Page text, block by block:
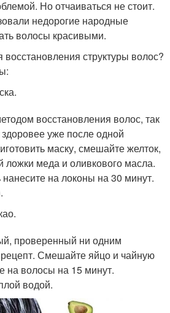
Но отчаиваться не стоит.
недорогие народные
волосы красивыми.
восстановления структуры волос?
восстановления волос, так
уже после одной
маску, смешайте желток,
ложки меда и оливкового масла.
на локоны на 30 минут.
проверенный ни одним
Смешайте яйцо и чайную
на волосы на 15 минут.
водой.